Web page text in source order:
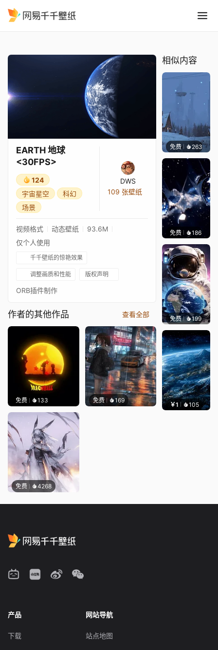
EARTH 地球
<30FPS>
124
宇宙星空
科幻
场景
DWS
109 张壁纸
视频格式 动态壁纸
93.6M
仅个人使用
千千壁纸的惊艳效果
调整画质和性能 版权声明
ORB插件制作
作者的其他作品 查看全部
免费 133 免费 169
免费 4268
相似内容
免费 263
免费 186星梦
免费 199金爵
￥1 105 叮叮
产品
下载
网站导航
站点地图